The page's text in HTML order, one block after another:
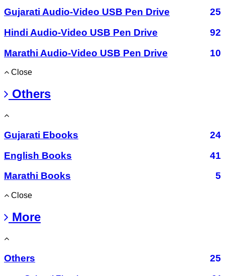
Gujarati Audio-Video USB Pen Drive
25
Hindi Audio-Video USB Pen Drive
92
Marathi Audio-Video USB Pen Drive
10
Close
Others
Gujarati Ebooks
24
English Books
41
Marathi Books
5
Close
More
Others 25